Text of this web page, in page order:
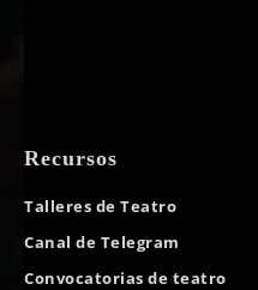
Recursos
Talleres de Teatro
Canal de Telegram
Convocatorias de teatro